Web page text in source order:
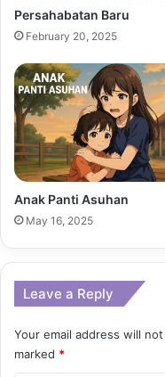
Persahabatan Baru
February 20, 2025
Anak Panti Asuhan
May 16, 2025
Leave a Reply
Your email address will
marked *